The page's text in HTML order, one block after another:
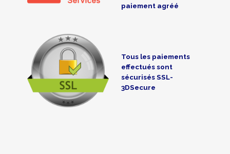
paiement agréé
Tous les paiements
effectués sont
sécurisés SSL-
3DSecure